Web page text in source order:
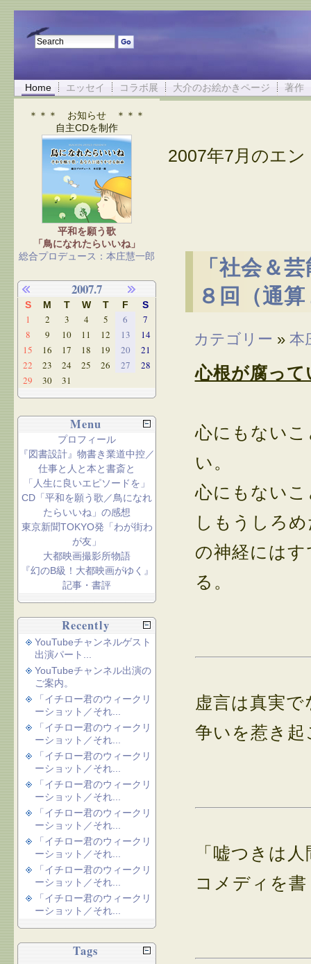
Home エッセイ コラボ展 大介のお絵かきページ 著作
2007年7月のエ
「社会＆
８回（通
カテゴリー » 本
心根が腐っ
心にもない
い。
心にもない
しもうしろ
の神経には
る。
虚言は真実
争いを惹き
「嘘つきは
コメディを
＊＊＊ お知らせ ＊＊＊
自主CDを制作
平和を願う歌
「鳥になれたらいいね」
総合プロデュース：本庄慧一郎
2007.7
S M T W T F S
1 2 3 4 5 6
7
8
9 10 11 12 13
14
15
16 17 18 19 20
21
22
23 24 25 26 27
28
29
30 31
Menu
プロフィール
『図書設計』物書き業道中控／
仕事と人と本と書斎と
「人生に良いエピソードを」
CD「平和を願う歌／鳥になれ
たらいいね」の感想
東京新聞TOKYO発「わが街わ
が友」
大都映画撮影所物語
『幻のB級！大都映画がゆく』
記事・書評
Recently
YouTubeチャンネルゲスト
出演パート...
YouTubeチャンネル出演の
ご案内。
「イチロー君のウィークリ
ーショット／それ...
「イチロー君のウィークリ
ーショット／それ...
「イチロー君のウィークリ
ーショット／それ...
「イチロー君のウィークリ
ーショット／それ...
「イチロー君のウィークリ
ーショット／それ...
「イチロー君のウィークリ
ーショット／それ...
「イチロー君のウィークリ
ーショット／それ...
「イチロー君のウィークリ
ーショット／それ...
Tags